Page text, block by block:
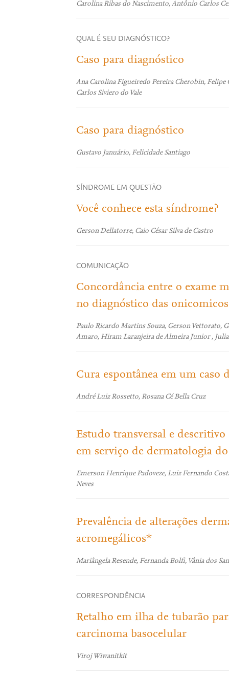
Carolina Ribas do Nascimento, Antônio Carlos
QUAL É SEU DIAGNÓSTICO?
Caso para diagnóstico
Ana Carolina Figueiredo Pereira Cherobin, Felipe
Carlos Siviero do Vale
Caso para diagnóstico
Gustavo Januário, Felicidade Santiago
SÍNDROME EM QUESTÃO
Você conhece esta síndrome?
Gerson Dellatorre, Caio César Silva de Castro
COMUNICAÇÃO
Concordância entre o exame
no diagnóstico das
Paulo Ricardo Martins Souza, Gerson Vettorato,
Amaro, Hiram Laranjeira de Almeira Junior ,
Cura espontânea em um caso
André Luiz Rossetto, Rosana Cé Bella Cruz
Estudo transversal e
em serviço de dermatologia
Emerson Henrique Padoveze, Luiz Fernando
Neves
Prevalência de alterações
acromegálicos*
Mariângela Resende, Fernanda Bolfi, Vânia dos
CORRESPONDÊNCIA
Retalho em ilha de tubarão
carcinoma basocelular
Viroj Wiwanitkit